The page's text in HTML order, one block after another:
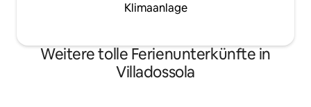
Klimaanlage
Weitere tolle Ferienunterkünfte in
Villadossola